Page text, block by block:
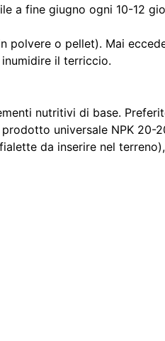
a fine giugno ogni 10-12
polvere o pellet). Mai
il terriccio.
nutritivi di base.
universale NPK 20-
da inserire nel